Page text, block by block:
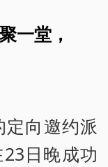
一堂，
向邀约派
日晚成功